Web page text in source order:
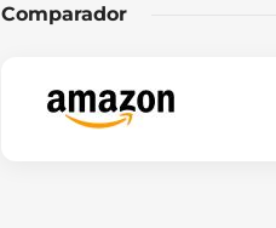
Comparador